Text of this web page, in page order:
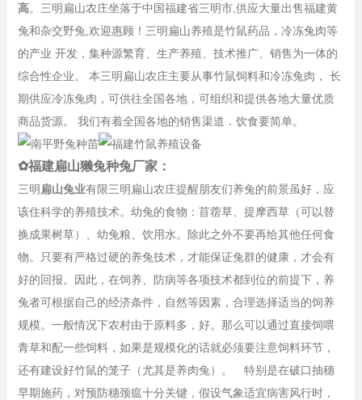
高。三明扁山农庄坐落于中国福建省三明市,供应大量出售福建黄
兔和杂交野兔,欢迎惠顾！三明扁山养殖是竹鼠药品，冷冻兔肉等
的产业 开发，集种源繁育、生产养殖、技术推广、销售为一体的
综合性企业。 本三明扁山农庄主要从事竹鼠饲料和冷冻兔肉， 长
期供应冷冻兔肉，可供往全国各地，可组织和提供各地大量优质
商品货源。 我们有着全国各地的销售渠道．饮食要简单。
✿福建扁山獭兔种兔厂家：
三明 扁山兔业有限三明扁山农庄提醒朋友们养兔的前景虽好，应
该住科学的养殖技术。幼兔的食物：苜蓿草、提摩西草（可以替
换成果树草）、幼兔粮、饮用水。除此之外不要再给其他任何食
物。只要有严格过硬的养兔技术，才能保证兔群的健康，才会有
好的回报。因此，在饲养、防病等各项技术都到位的前提下，养
兔者可根据自己的经济条件，自然等因素，合理选择适当的饲养
规模。一般情况下农村由于原料多，好。那么可以通过直接饲喂
青草和配一些饲料，如果是规模化的话就必须要注意饲料环节，
还有建设好竹鼠的笼子（尤其是养肉兔）。 特别是在破口抽穗
早期施药，对预防穗颈瘟十分关键，假设气象适宜病害风行时，